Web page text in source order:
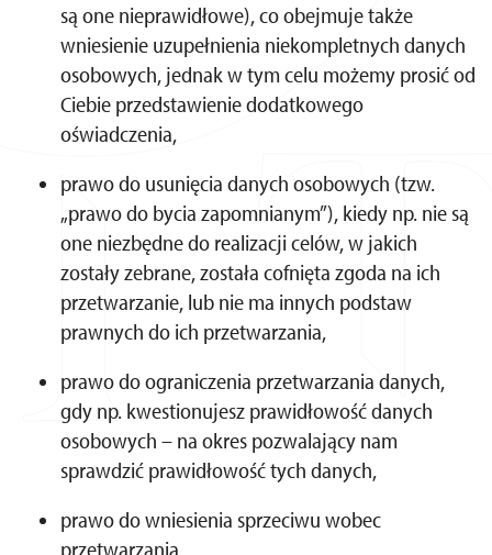
są one nieprawidłowe), co obejmuje także
wniesienie uzupełnienia niekompletnych danych
osobowych, jednak w tym celu możemy prosić od
Ciebie przedstawienie dodatkowego
oświadczenia,
prawo do usunięcia danych osobowych (tzw.
„prawo do bycia zapomnianym”), kiedy np. nie są
one niezbędne do realizacji celów, w jakich
zostały zebrane, została cofnięta zgoda na ich
przetwarzanie, lub nie ma innych podstaw
prawnych do ich przetwarzania,
prawo do ograniczenia przetwarzania danych,
gdy np. kwestionujesz prawidłowość danych
osobowych – na okres pozwalający nam
sprawdzić prawidłowość tych danych,
prawo do wniesienia sprzeciwu wobec
przetwarzania,